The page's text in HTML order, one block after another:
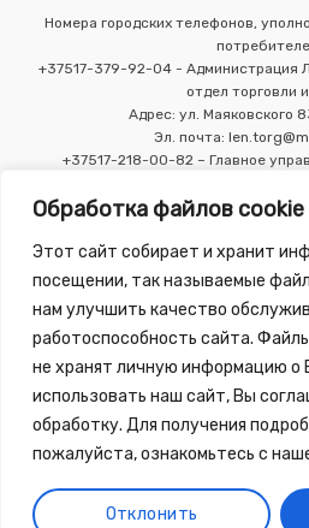
Обработка файлов cookie
Этот сайт собирает и хранит
посещении, так называемые
нам улучшить качество
работоспособность сайта.
не хранят личную информацию о
использовать наш сайт, Вы
обработку. Для получения
пожалуйста, ознакомьтесь с
Отклонить
Номера городских телефонов,
+37517-379-92-04 - Администрация
отдел торговли
Адрес: ул. Маяковского
Эл. почта:
+37517-218-00-82 – Главное
Copyright 2010 - 2026 ©Зелёная
-Tirex
Обработка